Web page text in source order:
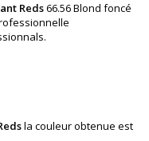
Reds66.56 Blond foncé
la couleur obtenue est